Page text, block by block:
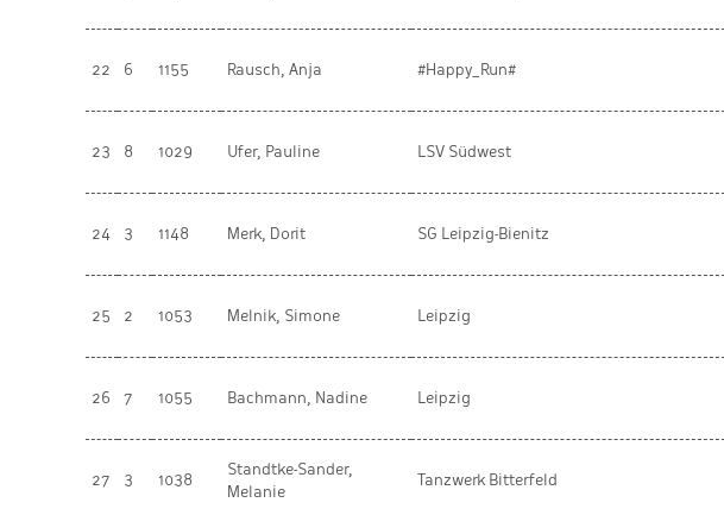
22 6 1155 Rausch, Anja #Happy_Run#
23 8 1029 Ufer, Pauline LSV Südwest
24 3 1148 Merk, Dorit SG Leipzig-Bienitz
25 2 1053 Melnik, Simone Leipzig
26 7 1055 Bachmann, Nadine Leipzig
27 3 1038
Standtke-Sander,
Melanie
Tanzwerk Bitterfeld